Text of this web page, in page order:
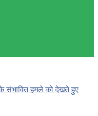
संभावित हमले को देखते हुए